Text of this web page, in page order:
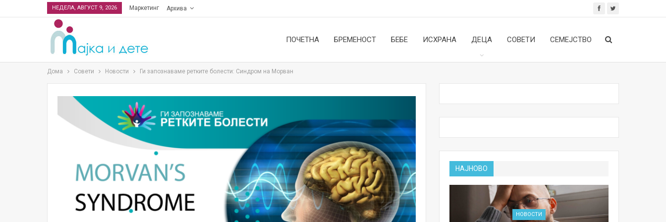
НЕДЕЛА, АВГУСТ 9, 2026 Маркетинг Архива
ПОЧЕТНА БРЕМЕНОСТ БЕБЕ ИСХРАНА ДЕЦА СОВЕТИ СЕМЕЈСТВО
Дома Совети Новости Ги запознаваме ретките болести: Синдром на Морван
НАЈНОВО
НОВОСТИ